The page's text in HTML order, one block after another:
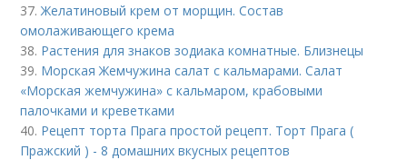
37.Желатиновый крем от морщин. Состав
омолаживающего крема
38. Растения для знаков зодиака комнатные. Близнецы
39. Морская Жемчужина салат с кальмарами. Салат
«Морская жемчужина» с кальмаром, крабовыми
палочками и креветками
40. Рецепт торта Прага простой рецепт. Торт Прага (
Пражский ) - 8 домашних вкусных рецептов